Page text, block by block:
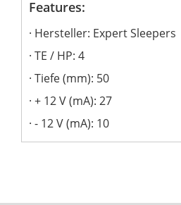
Features:
Hersteller: Expert Sleepers
TE / HP: 4
Tiefe (mm): 50
+ 12 V (mA): 27
- 12 V (mA): 10